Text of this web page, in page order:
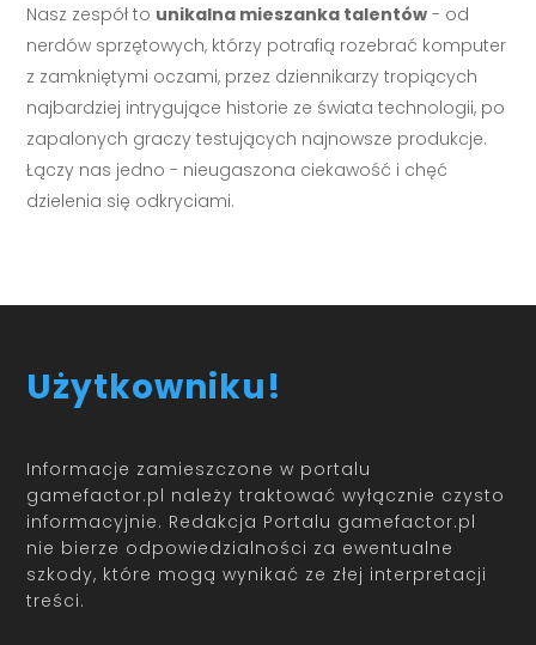
Nasz zespół to unikalna mieszanka talentów - od
nerdów sprzętowych, którzy potrafią rozebrać komputer
z zamkniętymi oczami, przez dziennikarzy tropiących
najbardziej intrygujące historie ze świata technologii, po
zapalonych graczy testujących najnowsze produkcje.
Łączy nas jedno - nieugaszona ciekawość i chęć
dzielenia się odkryciami.
Użytkowniku!
Informacje zamieszczone w portalu
gamefactor.pl należy traktować wyłącznie czysto
informacyjnie. Redakcja Portalu gamefactor.pl
nie bierze odpowiedzialności za ewentualne
szkody, które mogą wynikać ze złej interpretacji
treści.